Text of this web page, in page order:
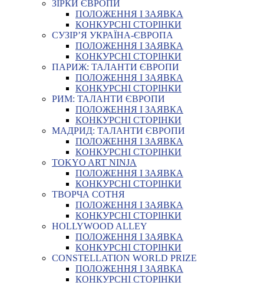
ЗІРКИ ЄВРОПИ
ПОЛОЖЕННЯ І ЗАЯВКА
КОНКУРСНІ СТОРІНКИ
СУЗІР’Я УКРАЇНА-ЄВРОПА
ПОЛОЖЕННЯ І ЗАЯВКА
КОНКУРСНІ СТОРІНКИ
ПАРИЖ: ТАЛАНТИ ЄВРОПИ
ПОЛОЖЕННЯ І ЗАЯВКА
КОНКУРСНІ СТОРІНКИ
РИМ: ТАЛАНТИ ЄВРОПИ
ПОЛОЖЕННЯ І ЗАЯВКА
КОНКУРСНІ СТОРІНКИ
МАДРИД: ТАЛАНТИ ЄВРОПИ
ПОЛОЖЕННЯ І ЗАЯВКА
КОНКУРСНІ СТОРІНКИ
TOKYO ART NINJA
ПОЛОЖЕННЯ І ЗАЯВКА
КОНКУРСНІ СТОРІНКИ
ТВОРЧА СОТНЯ
ПОЛОЖЕННЯ І ЗАЯВКА
КОНКУРСНІ СТОРІНКИ
HOLLYWOOD ALLEY
ПОЛОЖЕННЯ І ЗАЯВКА
КОНКУРСНІ СТОРІНКИ
CONSTELLATION WORLD PRIZE
ПОЛОЖЕННЯ І ЗАЯВКА
КОНКУРСНІ СТОРІНКИ